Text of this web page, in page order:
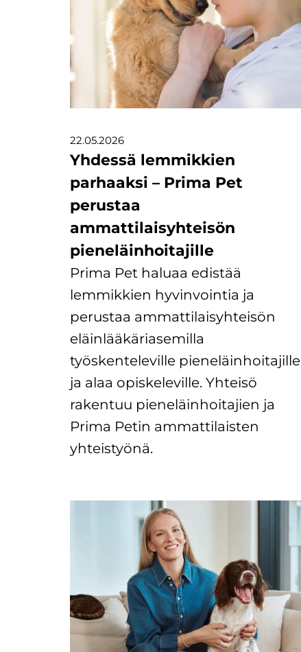
22.05.2026
Yhdessä lemmikkien
parhaaksi – Prima Pet
perustaa
ammattilaisyhteisön
pieneläinhoitajille
Prima Pet haluaa edistää
lemmikkien hyvinvointia ja
perustaa ammattilaisyhteisön
eläinlääkäriasemilla
työskenteleville pieneläinhoitajille
ja alaa opiskeleville. Yhteisö
rakentuu pieneläinhoitajien ja
Prima Petin ammattilaisten
yhteistyönä.